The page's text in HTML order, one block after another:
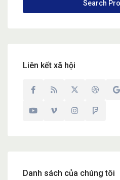
Liên kết xã hội
Danh sách của chúng tôi